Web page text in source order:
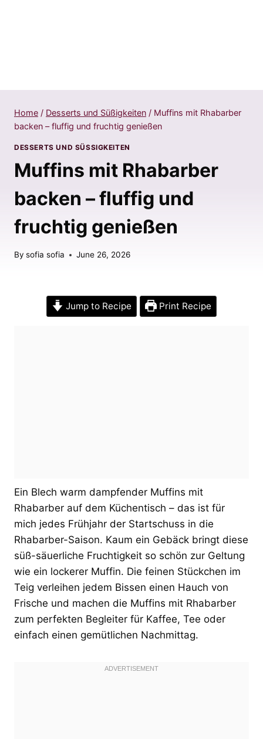
Home / Desserts und Süßigkeiten / Muffins mit Rhabarber
backen – fluffig und fruchtig genießen
DESSERTS UND SÜSSIGKEITEN
Muffins mit Rhabarber
backen – fluffig und
fruchtig genießen
By sofia sofia June 26, 2026
Jump to Recipe Print Recipe
Ein Blech warm dampfender Muffins mit
Rhabarber auf dem Küchentisch – das ist für
mich jedes Frühjahr der Startschuss in die
Rhabarber-Saison. Kaum ein Gebäck bringt diese
süß-säuerliche Fruchtigkeit so schön zur Geltung
wie ein lockerer Muffin. Die feinen Stückchen im
Teig verleihen jedem Bissen einen Hauch von
Frische und machen die Muffins mit Rhabarber
zum perfekten Begleiter für Kaffee, Tee oder
einfach einen gemütlichen Nachmittag.